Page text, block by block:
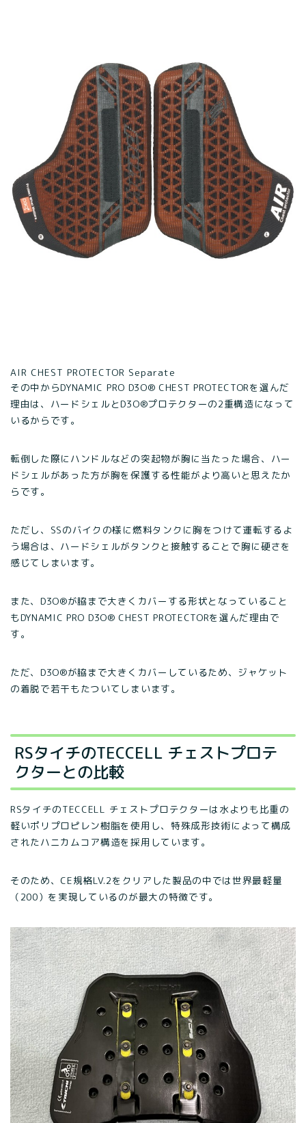
AIR CHEST PROTECTOR Separate
その中からDYNAMIC PRO D3O® CHEST PROTECTORを選んだ
理由は、ハードシェルとD3O®プロテクターの2重構造になって
いるからです。
転倒した際にハンドルなどの突起物が胸に当たった場合、ハー
ドシェルがあった方が胸を保護する性能がより高いと思えたか
らです。
ただし、SSのバイクの様に燃料タンクに胸をつけて運転するよ
う場合は、ハードシェルがタンクと接触することで胸に硬さを
感じてしまいます。
また、D3O®が脇まで大きくカバーする形状となっていること
もDYNAMIC PRO D3O® CHEST PROTECTORを選んだ理由で
す。
ただ、D3O®が脇まで大きくカバーしているため、ジャケット
の着脱で若干もたついてしまいます。
RSタイチのTECCELL チェストプロテ
クターとの比較
RSタイチのTECCELL チェストプロテクターは水よりも比重の
軽いポリプロピレン樹脂を使用し、特殊成形技術によって構成
されたハニカムコア構造を採用しています。
そのため、CE規格LV.2をクリアした製品の中では世界最軽量
（200）を実現しているのが最大の特徴です。